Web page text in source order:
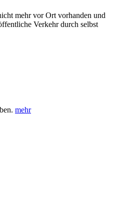
mehr vor Ort vorhanden und
Verkehr durch selbst
mehr